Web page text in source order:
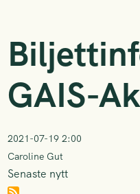
GAIS-
2021-07-19 2:00
Caroline Gut
Senaste nytt